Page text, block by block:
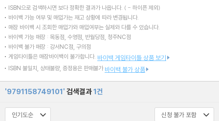
ISBN으로 검색하시면 보다 정확한 결과가 나옵니다. ( - 하이픈 제외)
바이백 가능 여부 및 매입가는 재고 상황에 따라 변경됩니다.
매장 바이백 시 조회한 매입가와 매입여부는 실제와 다를 수 있습니다.
바이백 가능 매장 : 목동점, 수영점, 반월당점, 청주NC점
바이백 불가 매장 : 강서NC점, 구의점
게임타이틀은 매장바이백이 불가합니다. 바이백 게임타이틀 상품 보기
ISBN 불일치, 상태불량, 증정용은 판매불가 바이백 불가 상품
'9791158749101' 검색결과1건